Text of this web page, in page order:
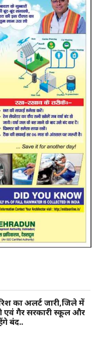
का अलर्ट जारी,जिले में
एवं गैर सरकारी स्कूल और
बंद..